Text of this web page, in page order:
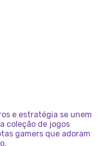
e estratégia se unem
coleção de jogos
gamers que adoram